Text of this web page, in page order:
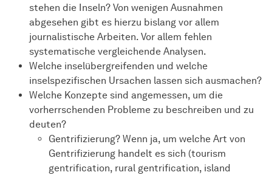
stehen die Inseln? Von wenigen Ausnahmen
abgesehen gibt es hierzu bislang vor allem
journalistische Arbeiten. Vor allem fehlen
systematische vergleichende Analysen.
Welche inselübergreifenden und welche
inselspezifischen Ursachen lassen sich ausmachen?
Welche Konzepte sind angemessen, um die
vorherrschenden Probleme zu beschreiben und zu
deuten?
Gentrifizierung? Wenn ja, um welche Art von
Gentrifizierung handelt es sich (tourism
gentrification, rural gentrification, island